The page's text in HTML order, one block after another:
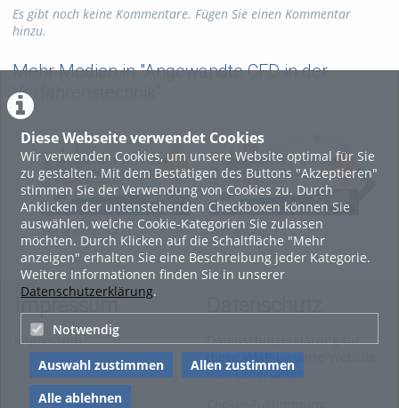
Diese Webseite verwendet Cookies
Wir verwenden Cookies, um unsere Website optimal für Sie
zu gestalten. Mit dem Bestätigen des Buttons "Akzeptieren"
stimmen Sie der Verwendung von Cookies zu. Durch
Anklicken der untenstehenden Checkboxen können Sie
auswählen, welche Cookie-Kategorien Sie zulassen
möchten. Durch Klicken auf die Schaltfläche "Mehr
anzeigen" erhalten Sie eine Beschreibung jeder Kategorie.
Weitere Informationen finden Sie in unserer
Datenschutzerklärung.
Notwendig
Auswahl zustimmen
Allen zustimmen
Alle ablehnen
Kategorien: Fachgebiete,
Chemie
Es gibt noch keine Kommentare. Fügen Sie einen Kommentar
hinzu.
Mehr Medien in "Angewandte CFD in der
Verfahrenstechnik"
Vorlesung 13 -
Angewandte CFD in der
Verfahrenstechnik
Vorlesung 12 -
Angewandte CFD in der
Verfahrenstechnik
Impressum
Impressum
Datenschutzerklärung für
diese ViMP-basierte Website
inkl. Unterseiten